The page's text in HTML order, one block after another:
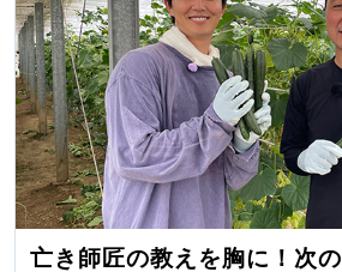
亡き師匠の教えを胸に！次